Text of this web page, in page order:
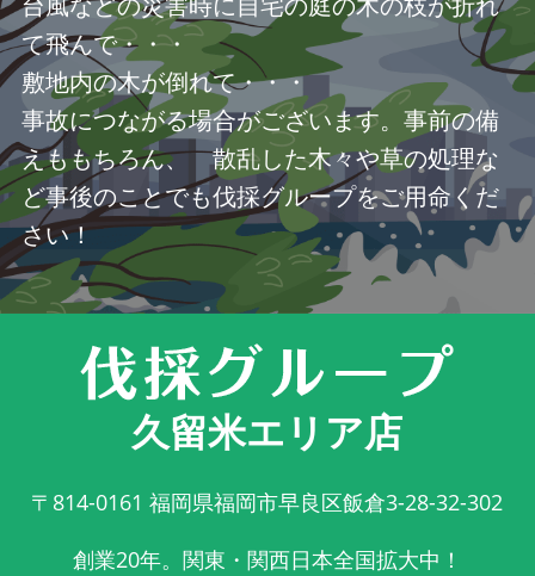
て飛んで・・・
敷地内の木が倒れて・・・
事故につながる場合がございます。事前の備
えももちろん、 散乱した木々や草の処理な
ど事後のことでも伐採グループをご用命くだ
さい！
久留米エリア店
〒814-0161 福岡県福岡市早良区飯倉3-28-32-302
創業20年。関東・関西日本全国拡大中！